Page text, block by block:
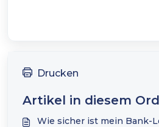
Drucken
Artikel in diesem
Wie sicher ist mein Bank-